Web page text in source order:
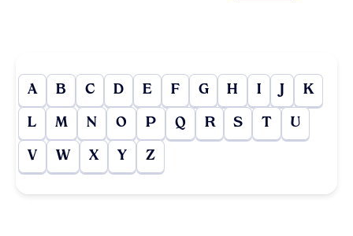
A B C D E F G H I J K
L M N O P Q R S T U
V W X Y Z